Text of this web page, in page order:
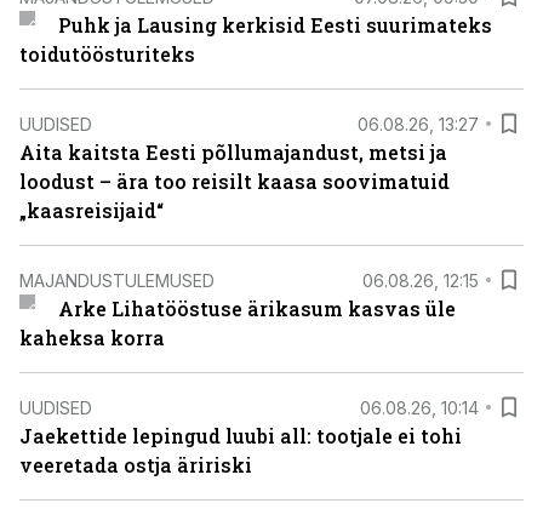
Puhk ja Lausing kerkisid Eesti suurimateks
toidutöösturiteks
UUDISED 06.08.26, 13:27
Aita kaitsta Eesti põllumajandust, metsi ja
loodust – ära too reisilt kaasa soovimatuid
„kaasreisijaid“
MAJANDUSTULEMUSED 06.08.26, 12:15
Arke Lihatööstuse ärikasum kasvas üle
kaheksa korra
UUDISED 06.08.26, 10:14
Jaekettide lepingud luubi all: tootjale ei tohi
veeretada ostja äririski